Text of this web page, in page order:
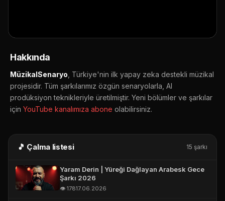
Hakkında
MüzikalSenaryo , Türkiye'nin ilk yapay zeka destekli müzikal
projesidir. Tüm şarkılarımız özgün senaryolarla, AI
prodüksiyon teknikleriyle üretilmiştir. Yeni bölümler ve şarkılar
için YouTube kanalımıza abone olabilirsiniz.
🎵 Çalma listesi 15 şarkı
Yaram Derin | Yüreği Dağlayan Arabesk Gece
Şarkı 2026
👁️ 17817.06.2026
TELEFON (WHATSAPP OLABILIR) *